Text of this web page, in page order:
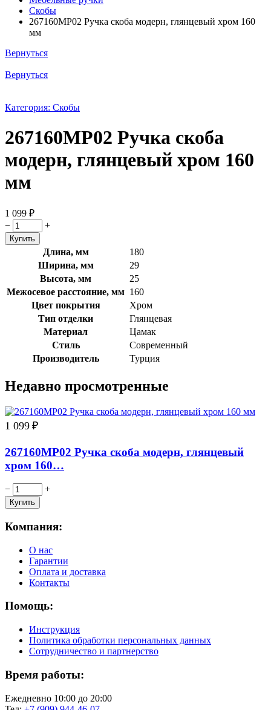
Скобы
267160MP02 Ручка скоба модерн, глянцевый хром 160
мм
Вернуться
Вернуться
Категория: Скобы
267160MP02 Ручка скоба
модерн, глянцевый хром 160
мм
1 099 ₽
−
+
Длина, мм
180
Ширина, мм
29
Высота, мм
25
Межосевое расстояние, мм 160
Цвет покрытия
Хром
Тип отделки
Глянцевая
Материал
Цамак
Стиль
Современный
Производитель
Турция
Недавно просмотренные
1 099 ₽
267160MP02 Ручка скоба модерн, глянцевый
хром 160…
− +
Компания:
О нас
Гарантии
Оплата и доставка
Контакты
Помощь:
Инструкция
Политика обработки персональных данных
Сотрудничество и партнерство
Время работы:
Ежедневно 10:00 до 20:00